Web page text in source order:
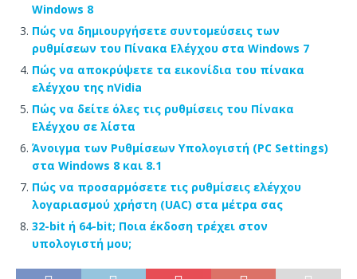
Windows 8
Πώς να δημιουργήσετε συντομεύσεις των
ρυθμίσεων του Πίνακα Ελέγχου στα Windows 7
Πώς να αποκρύψετε τα εικονίδια του πίνακα
ελέγχου της nVidia
Πώς να δείτε όλες τις ρυθμίσεις του Πίνακα
Ελέγχου σε λίστα
Άνοιγμα των Ρυθμίσεων Υπολογιστή (PC Settings)
στα Windows 8 και 8.1
Πώς να προσαρμόσετε τις ρυθμίσεις ελέγχου
λογαριασμού χρήστη (UAC) στα μέτρα σας
32-bit ή 64-bit; Ποια έκδοση τρέχει στον
υπολογιστή μου;